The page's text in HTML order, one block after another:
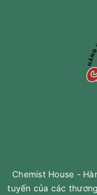
Chemist House -
tuyến của các